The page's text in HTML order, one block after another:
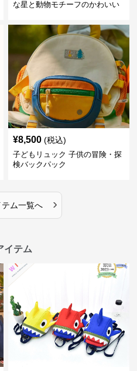
な星と動物モチーフのかわいい
¥8,500 (税込)
子どもリュック 子供の冒険・探
検バックパック
テム一覧へ ›
イテム